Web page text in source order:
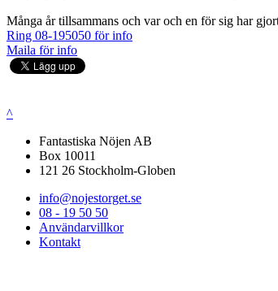
Många år tillsammans och var och en för sig har
Ring 08-195050 för info
Maila för info
^
Fantastiska Nöjen AB
Box 10011
121 26 Stockholm-Globen
info@nojestorget.se
08 - 19 50 50
Användarvillkor
Kontakt